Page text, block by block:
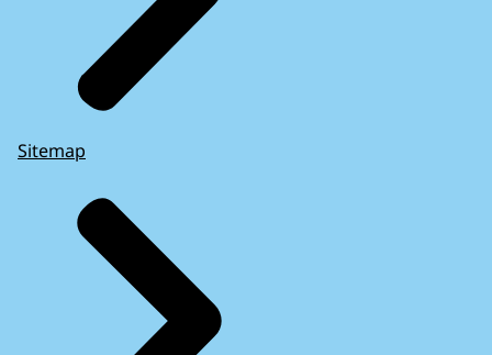
Sitemap